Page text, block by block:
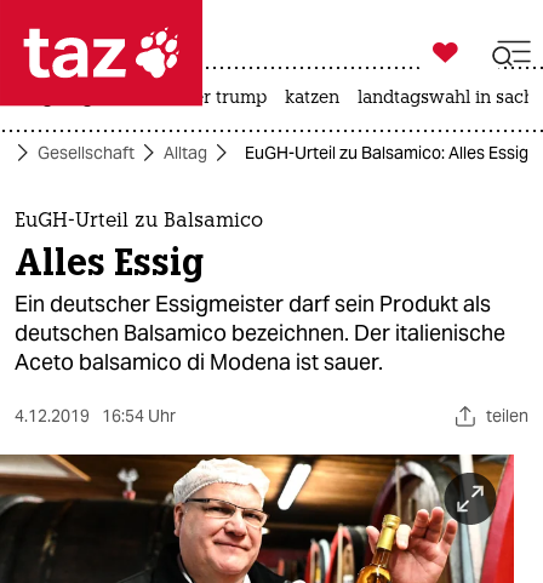
 taz zahl ich
taz zahl ich
themen
politik
öko
sport
berlin

taz zahl ich
usa unter trump katzen landtagswahl in
Gesellschaft Alltag EuGH-Urteil zu Balsamico: Alles Essig
EuGH-Urteil zu Balsamico
Alles Essig
Ein deutscher Essigmeister darf sein Produkt als
deutschen Balsamico bezeichnen. Der italienische
Aceto balsamico di Modena ist sauer.
4.12.2019 16:54 Uhr teilen